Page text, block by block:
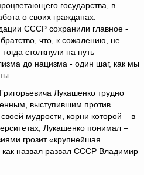
государства, в
о своих гражданах.
СССР сохранили главное -
что, к сожалению, не
столкнули на путь
до нацизма - один шаг, как мы
Лукашенко трудно
выступившим против
мудрости, корни которой – в
Лукашенко понимал –
грозит «крупнейшая
как назвал развал СССР Владимир